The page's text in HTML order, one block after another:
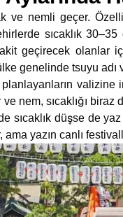
ve nemli geçer.
sıcaklık 30–35
geçirecek olanlar
genelinde tsuyu
valizine
nem, sıcaklığı
sıcaklık düşse de
yazın canlı